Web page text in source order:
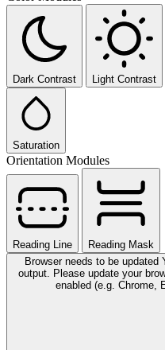
Dark Contrast Light Contrast
Saturation
Orientation Modules
Reading Line
Reading Mask
Browser needs to be updated
output. Please update your
enabled (e.g. Chrome,